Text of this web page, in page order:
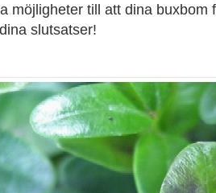
möjligheter till att dina
slutsatser!